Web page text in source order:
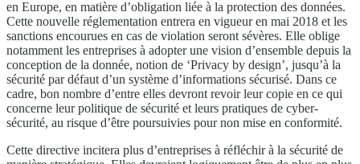
en Europe, en matière d’obligation liée à la protection des données.
Cette nouvelle réglementation entrera en vigueur en mai 2018 et les
sanctions encourues en cas de violation seront sévères. Elle oblige
notamment les entreprises à adopter une vision d’ensemble depuis la
conception de la donnée, notion de ‘Privacy by design’, jusqu’à la
sécurité par défaut d’un système d’informations sécurisé. Dans ce
cadre, bon nombre d’entre elles devront revoir leur copie en ce qui
concerne leur politique de sécurité et leurs pratiques de cyber-
sécurité, au risque d’être poursuivies pour non mise en conformité.
Cette directive incitera plus d’entreprises à réfléchir à la sécurité de